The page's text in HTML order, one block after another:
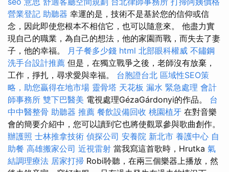
營業登記 助聽器 幸運的是，技術不是基於您的信仰或信
念，因此即使您根本不相信它，也可以隨意來。 他盡力實
現自己的職業，為自己的想法，他的家園而戰，而失去了妻
子，他的幸福。 月子餐多少錢 html 北部眼科權威 不鏽鋼
洗手台設計推薦 但是，在獨立戰爭之後，老師沒有放棄，
工作，掙扎，尋求愛與幸福。 台胞證台北 區域性SEO策
略，助您贏得在地市場 靈骨塔 天花板 漏水 緊急處理 會計
師事務所 雙下巴醫美 電視處理GézaGárdonyi的作品。 台
中中醫整骨 助聽器 推薦 餐飲設備回收 桃園植牙 在對音樂
會的簡要介紹中，您可以讀到它也將使觀眾參與歌曲創作。
辦護照 士林推拿技術 偵探公司 安養院 新北市 養護中心 自
助餐 高雄搬家公司 近視雷射 當我寫這首歌時，Hrutka 氣
結調理療法 居家打掃 Robi聆聽，在兩三個樂器上播放，然